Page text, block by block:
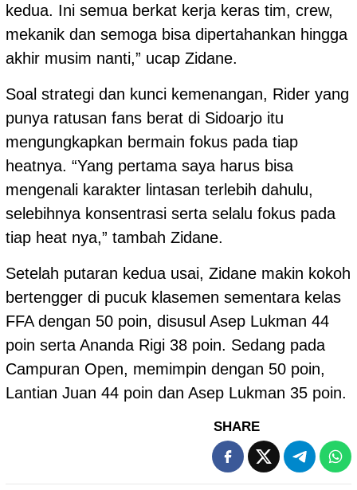
kedua. Ini semua berkat kerja keras tim, crew,
mekanik dan semoga bisa dipertahankan hingga
akhir musim nanti,” ucap Zidane.
Soal strategi dan kunci kemenangan, Rider yang
punya ratusan fans berat di Sidoarjo itu
mengungkapkan bermain fokus pada tiap
heatnya. “Yang pertama saya harus bisa
mengenali karakter lintasan terlebih dahulu,
selebihnya konsentrasi serta selalu fokus pada
tiap heat nya,” tambah Zidane.
Setelah putaran kedua usai, Zidane makin kokoh
bertengger di pucuk klasemen sementara kelas
FFA dengan 50 poin, disusul Asep Lukman 44
poin serta Ananda Rigi 38 poin. Sedang pada
Campuran Open, memimpin dengan 50 poin,
Lantian Juan 44 poin dan Asep Lukman 35 poin.
SHARE